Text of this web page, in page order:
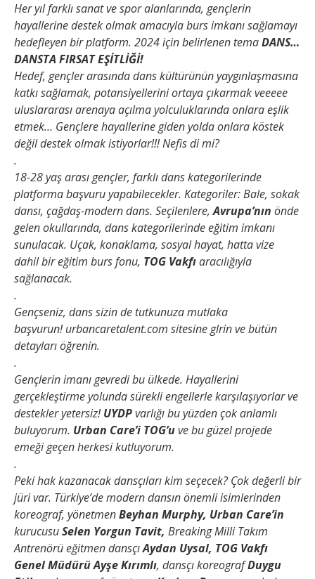
Her yıl farklı sanat ve spor alanlarında, gençlerin
hayallerine destek olmak amacıyla burs imkanı sağlamayı
hedefleyen bir platform. 2024 için belirlenen temaDANS…
DANSTA FIRSAT EŞİTLİĞİ!
Hedef, gençler arasında dans kültürünün yaygınlaşmasına
katkı sağlamak, potansiyellerini ortaya çıkarmak veeeee
uluslararası arenaya açılma yolculuklarında onlara eşlik
etmek… Gençlere hayallerine giden yolda onlara köstek
değil destek olmak istiyorlar!!! Nefis di mi?
.
18-28 yaş arası gençler, farklı dans kategorilerinde
platforma başvuru yapabilecekler. Kategoriler: Bale, sokak
dansı, çağdaş-modern dans. Seçilenlere,Avrupa’nın önde
gelen okullarında, dans kategorilerinde eğitim imkanı
sunulacak. Uçak, konaklama, sosyal hayat, hatta vize
dahil bir eğitim burs fonu, TOG Vakfıaracılığıyla
sağlanacak.
.
Gençseniz, dans sizin de tutkunuza mutlaka
başvurun! urbancaretalent.com sitesine glrin ve bütün
detayları öğrenin.
.
Gençlerin imanı gevredi bu ülkede. Hayallerini
gerçekleştirme yolunda sürekli engellerle karşılaşıyorlar ve
destekler yetersiz!UYDPvarlığı bu yüzden çok anlamlı
buluyorum. Urban Care’i TOG’uve bu güzel projede
emeği geçen herkesi kutluyorum.
.
Peki hak kazanacak dansçıları kim seçecek? Çok değerli bir
jüri var. Türkiye’de modern dansın önemli isimlerinden
koreograf, yönetmenBeyhan Murphy, Urban Care’in
kurucusuSelen Yorgun Tavit, Breaking Milli Takım
Antrenörü eğitmen dansçıAydan Uysal, TOG Vakfı
Genel Müdürü Ayşe Kırımlı, dansçı koreografDuygu